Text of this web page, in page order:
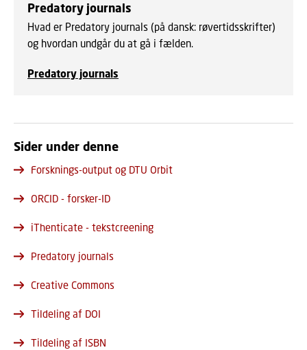
Predatory journals
Hvad er Predatory journals (på dansk: røvertidsskrifter)
og hvordan undgår du at gå i fælden.
Predatory journals
Sider under denne
Forsknings-output og DTU Orbit
ORCID - forsker-ID
iThenticate - tekstcreening
Predatory journals
Creative Commons
Tildeling af DOI
Tildeling af ISBN